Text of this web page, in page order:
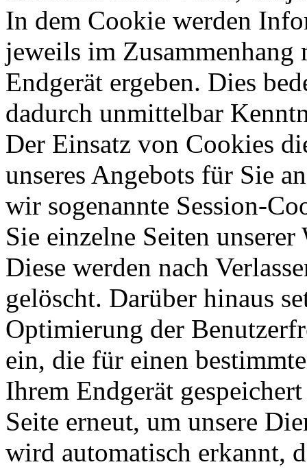
In dem Cookie werden
jeweils im Zusammenhang
Endgerät ergeben. Dies
dadurch unmittelbar
Der Einsatz von Cookies
unseres Angebots für Sie
wir sogenannte Session-
Sie einzelne Seiten
Diese werden nach
gelöscht. Darüber hinaus
Optimierung der
ein, die für einen
Ihrem Endgerät
Seite erneut, um unsere
wird automatisch erkannt,